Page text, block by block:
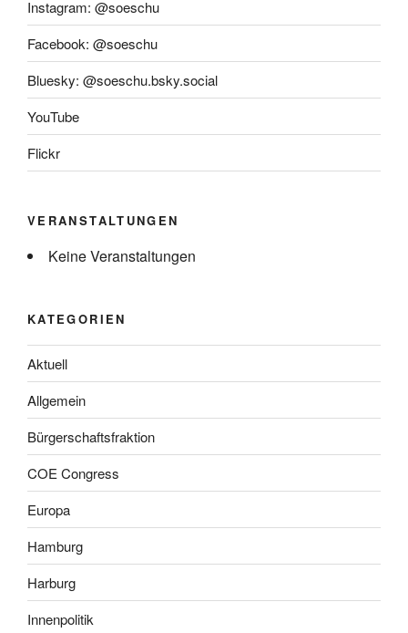
Instagram: @soeschu
Facebook: @soeschu
Bluesky: @soeschu.bsky.social
YouTube
Flickr
VERANSTALTUNGEN
Keine Veranstaltungen
KATEGORIEN
Aktuell
Allgemein
Bürgerschaftsfraktion
COE Congress
Europa
Hamburg
Harburg
Innenpolitik